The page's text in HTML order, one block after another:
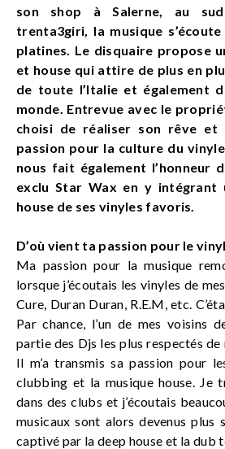
son shop à Salerne, au
trenta3giri, la musique
platines. Le disquaire propose
et house qui attire de plus en
de toute l’Italie et également
monde. Entrevue avec le
choisi de réaliser son rêve et
passion pour la culture du
nous fait également l’honneur
exclu Star Wax en y intégrant
house de ses vinyles favoris.
D’où vient ta passion pour le
Ma passion pour la musique
lorsque j’écoutais les vinyles de
Cure, Duran Duran, R.E.M, etc.
Par chance, l’un de mes voisins
partie des Djs les plus respectés
Il m’a transmis sa passion pour
clubbing et la musique house. Je
dans des clubs et j’écoutais
musicaux sont alors devenus plus
captivé par la deep house et la dub